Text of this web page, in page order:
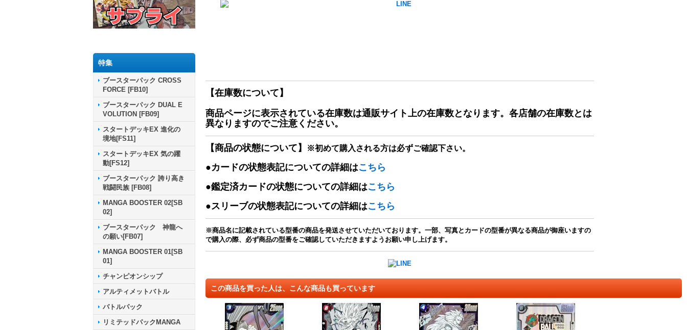
特集
ブースターパック CROSS
FORCE [FB10]
ブースターパック DUAL E
VOLUTION [FB09]
スタートデッキEX 進化の
境地[FS11]
スタートデッキEX 気の躍
動[FS12]
ブースターパック 誇り高き
戦闘民族 [FB08]
MANGA BOOSTER 02[SB
02]
ブースターパック 神龍へ
の願い[FB07]
MANGA BOOSTER 01[SB
01]
チャンピオンシップ
アルティメットバトル
バトルパック
リミテッドパックMANGA
【在庫数について】
商品ページに表示されている在庫数は通販サイト上の在庫数となります。各店舗の在庫数とは
異なりますのでご注意ください。
【商品の状態について】 ※初めて購入される方は必ずご確認下さい。
●カードの状態表記についての詳細はこちら
●鑑定済カードの状態についての詳細はこちら
●スリーブの状態表記についての詳細はこちら
※商品名に記載されている型番の商品を発送させていただいております。一部、写真とカードの型番が異なる商品が御座いますの
で購入の際、必ず商品の型番をご確認していただきますようお願い申し上げます。
この商品を買った人は、こんな商品も買っています